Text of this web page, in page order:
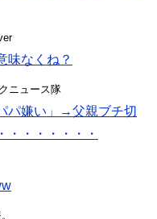
味なくね？
ニュース隊
パ嫌い」→父親ブチ切
・・・・・・・